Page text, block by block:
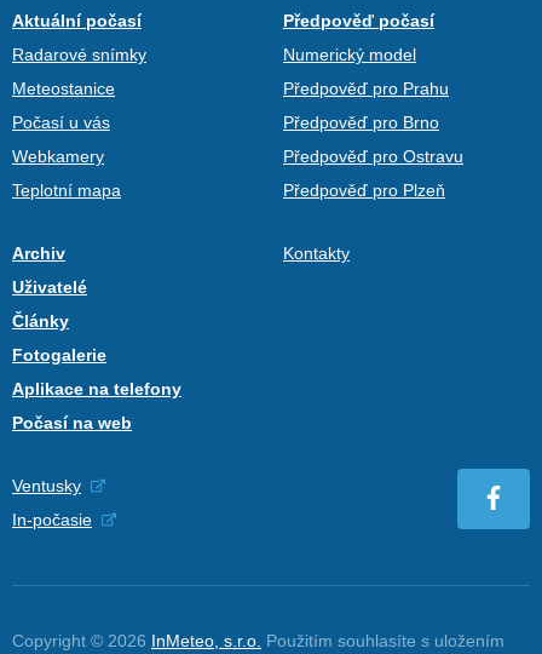
Aktuální počasí
Radarové snímky
Meteostanice
Počasí u vás
Webkamery
Teplotní mapa
Předpověď počasí
Numerický model
Předpověď pro Prahu
Předpověď pro Brno
Předpověď pro Ostravu
Předpověď pro Plzeň
Archiv
Uživatelé
Články
Fotogalerie
Aplikace na telefony
Počasí na web
Kontakty
Ventusky
In-počasie
Copyright © 2026 InMeteo, s.r.o. Použitím souhlasíte s uložením